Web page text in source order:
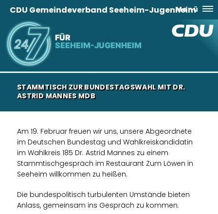
FÜR
SEEHEIM-JUGENHEIM
CDU Gemeindeverband Seeheim-Jugenheim
Menü
STAMMTISCH ZUR BUNDESTAGSWAHL MIT DR.
ASTRID MANNES MDB
Am 19. Februar freuen wir uns, unsere Abgeordnete
im Deutschen Bundestag und Wahlkreiskandidatin
im Wahlkreis 185 Dr. Astrid Mannes zu einem
Stammtischgespräch im Restaurant Zum Löwen in
Seeheim willkommen zu heißen.
Die bundespolitisch turbulenten Umstände bieten
Anlass, gemeinsam ins Gespräch zu kommen.